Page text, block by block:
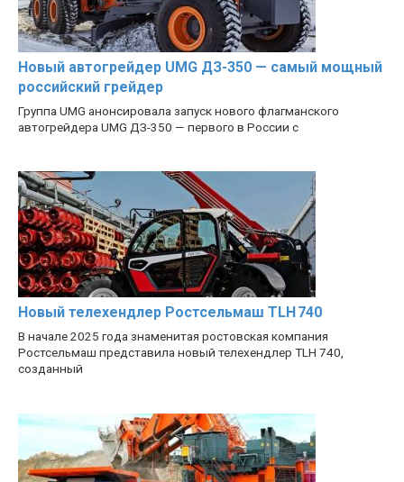
Новый автогрейдер UMG ДЗ-350 — самый мощный
российский грейдер
Группа UMG анонсировала запуск нового флагманского
автогрейдера UMG ДЗ-350 — первого в России с
Новый телехендлер Ростсельмаш TLH 740
В начале 2025 года знаменитая ростовская компания
Ростсельмаш представила новый телехендлер TLH 740,
созданный